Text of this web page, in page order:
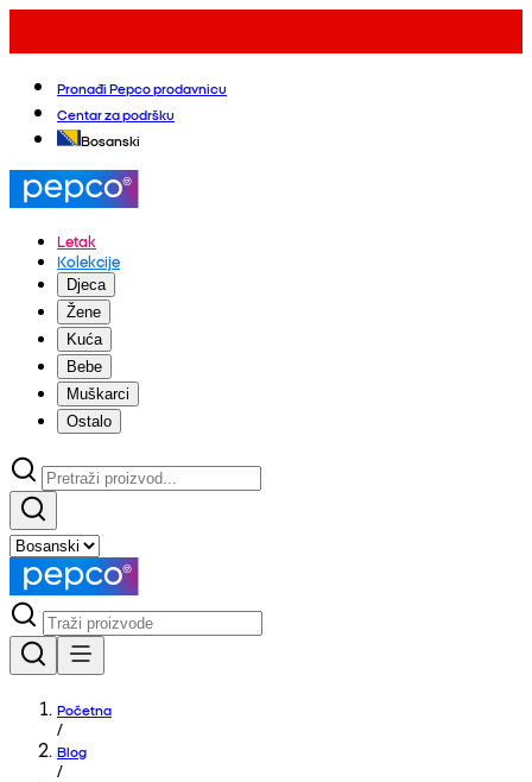
Pronađi Pepco prodavnicu
Centar za podršku
Bosanski
Letak
Kolekcije
Djeca
Žene
Kuća
Bebe
Muškarci
Ostalo
Početna
/
Blog
/